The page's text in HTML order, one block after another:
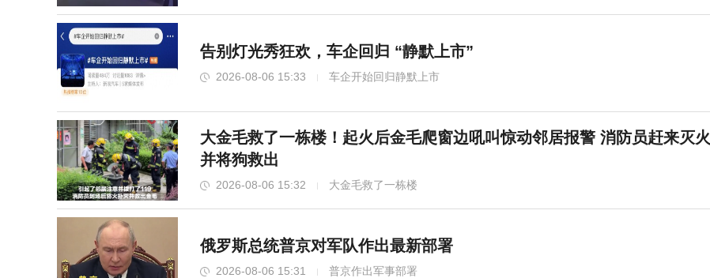
告别灯光秀狂欢，车企回归 “静默上市”
2026-08-06 15:33 车企开始回归静默上市
大金毛救了一栋楼！起火后金毛爬窗边吼叫惊动邻居报警 消防员赶来灭火
并将狗救出
2026-08-06 15:32 大金毛救了一栋楼
俄罗斯总统普京对军队作出最新部署
2026-08-06 15:31 普京作出军事部署